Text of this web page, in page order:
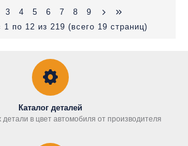
3 4 5 6 7 8
9
1 по 12 из 219 (всего 19 страниц)
Каталог деталей
детали в цвет автомобиля от производителя